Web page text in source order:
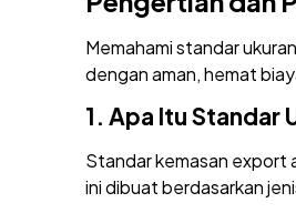
Memahami standar
dengan aman, hemat
1.Apa Itu Standar
Standar kemasan export
ini dibuat berdasarkan